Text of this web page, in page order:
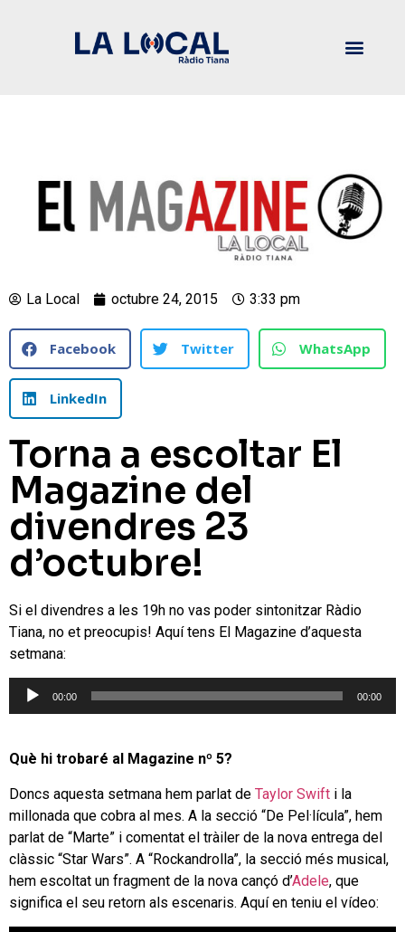
La Local octubre 24, 2015 3:33 pm
Facebook Twitter WhatsApp
LinkedIn
Torna a escoltar El
Magazine del
divendres 23
d’octubre!
Si el divendres a les 19h no vas poder sintonitzar Ràdio
Tiana, no et preocupis! Aquí tens El Magazine d’aquesta
setmana:
Reproductor
00:00 00:00
Què hi trobaré al Magazine nº 5?
Doncs aquesta setmana hem parlat de Taylor Swift i la
millonada que cobra al mes. A la secció “De Pel·lícula”, hem
parlat de “Marte” i comentat el tràiler de la nova entrega del
clàssic “Star Wars”. A “Rockandrolla”, la secció més musical,
hem escoltat un fragment de la nova cançó d’Adele, que
significa el seu retorn als escenaris. Aquí en teniu el vídeo: